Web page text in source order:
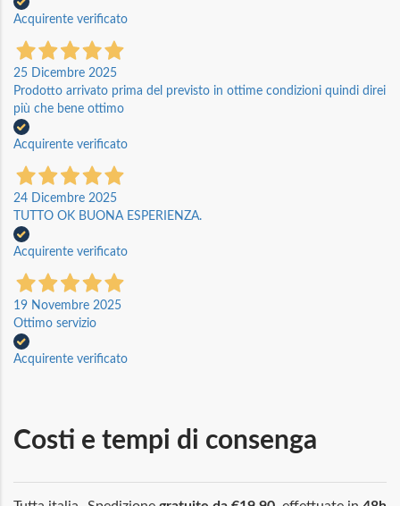
Acquirente verificato
25 Dicembre 2025
Prodotto arrivato prima del previsto in ottime condizioni quindi direi
più che bene ottimo
Acquirente verificato
24 Dicembre 2025
TUTTO OK BUONA ESPERIENZA.
Acquirente verificato
19 Novembre 2025
Ottimo servizio
Acquirente verificato
Costi e tempi di consenga